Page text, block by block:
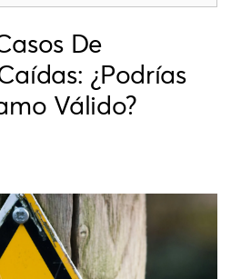
De
¿Podrías
Válido?